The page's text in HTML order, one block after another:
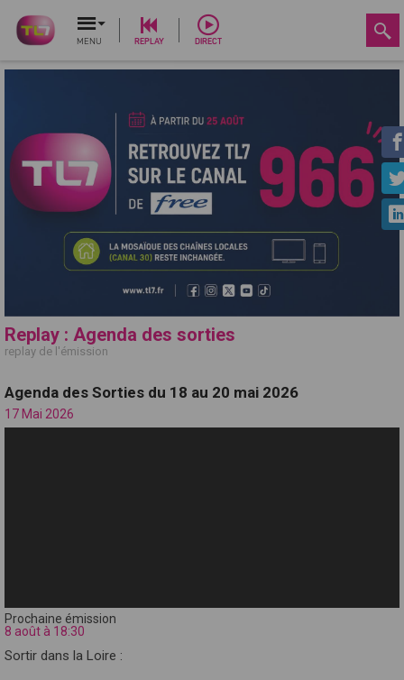
MENU REPLAY DIRECT
Replay : Agenda des sorties
replay de l'émission
Agenda des Sorties du 18 au 20 mai 2026
17 Mai 2026
Prochaine émission
8 août à 18:30
Sortir dans la Loire :